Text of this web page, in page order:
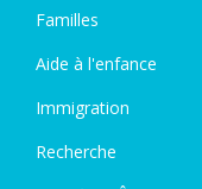
Familles
Aide à l'enfance
Immigration
Recherche